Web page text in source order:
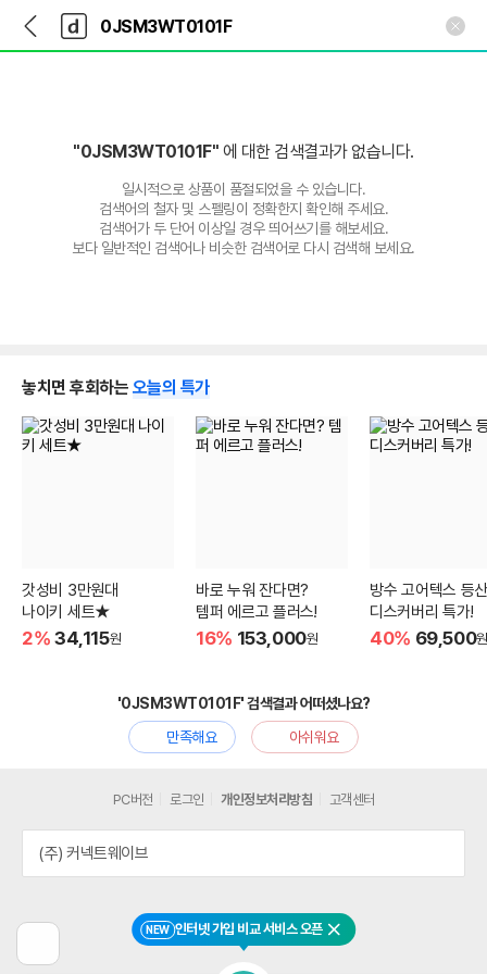
다
나
와
가
다
와
"0JSM3WT0101F" 에 대한 검색결과가 없습니다.
일시적으로 상품이 품절되었을 수 있습니다.
검색어의 철자 및 스펠링이 정확한지 확인해 주세요.
검색어가 두 단어 이상일 경우 띄어쓰기를 해보세요.
보다 일반적인 검색어나 비슷한 검색어로 다시 검색해 보세요.
놓치면 후회하는 오늘의 특가
갓성비 3만원대
나이키 세트★
2% 34,115원
바로 누워 잔다면?
템퍼 에르고 플러스!
16% 153,000원
방수 고어텍스 등
디스커버리 특가!
40% 69,500원
'0JSM3WT0101F' 검색결과 어떠셨나요?
만족해요
아쉬워요
전
NEW 인터넷 가입 비교 서비스 오픈 닫기
PC버전 로그인 개인정보처리방침 고객센터
(주) 커넥트웨이브